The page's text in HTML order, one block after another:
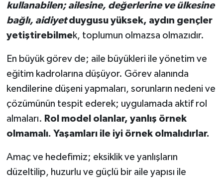
kullanabilen; ailesine, değerlerine ve ülkesine
bağlı, aidiyetduygusu yüksek, aydın gençler
yetiştirebilmek, toplumun olmazsa olmazıdır.
En büyük görev de; aile büyükleri ile yönetim ve
eğitim kadrolarına düşüyor. Görev alanında
kendilerine düşeni yapmaları, sorunların nedeni ve
çözümünün tespit ederek; uygulamada aktif rol
almaları. Rol model olanlar, yanlış örnek
olmamalı. Yaşamları ile iyi örnek olmalıdırlar.
Amaç ve hedefimiz; eksiklik ve yanlışların
düzeltilip, huzurlu ve güçlü bir aile yapısı ile